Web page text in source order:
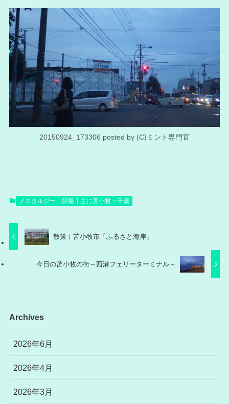
20150924_173306 posted by (C)ミント専門官
ノスタルジー 胆振┃主に苫小牧・千歳
散策｜苫小牧市「ふるさと海岸」
今日の苫小牧の街～西港フェリーターミナル～
Archives
2026年6月
2026年4月
2026年3月